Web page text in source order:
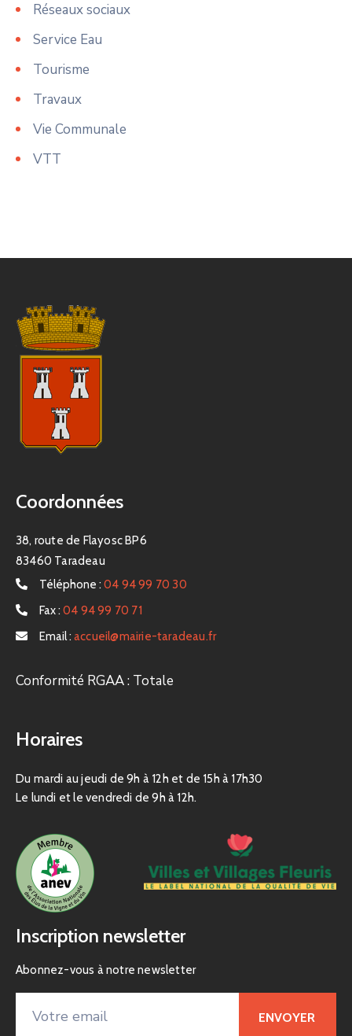
Réseaux sociaux
Service Eau
Tourisme
Travaux
Vie Communale
VTT
Coordonnées
38, route de Flayosc BP6
83460 Taradeau
Téléphone : 04 94 99 70 30
Fax : 04 94 99 70 71
Email : accueil@mairie-taradeau.fr
Conformité RGAA : Totale
Horaires
Du mardi au jeudi de 9h à 12h et de 15h à 17h30
Le lundi et le vendredi de 9h à 12h.
Inscription newsletter
Abonnez-vous à notre newsletter